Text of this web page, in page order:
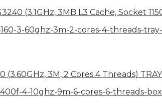
(3.1GHz, 3MB L3 Cache, Socket
(3.60GHz, 3M, 2 Cores 4 Threads) TRAY